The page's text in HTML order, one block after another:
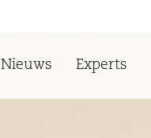
Nieuws Experts